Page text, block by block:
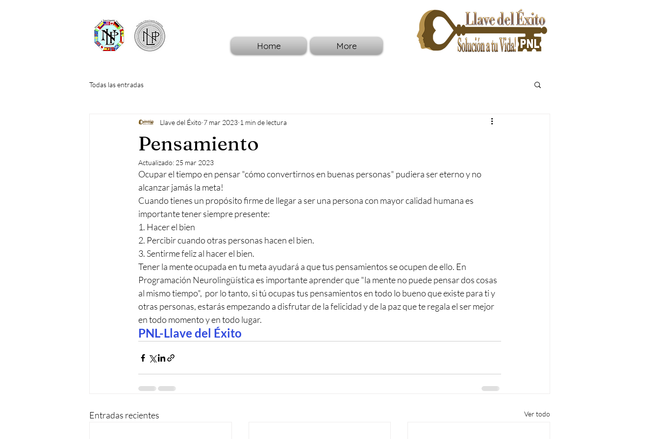
Home More
Todas las entradas
Pensamiento
Llave del Éxito 7 mar 2023 1 min de lectura
Actualizado: 25 mar 2023
Ocupar el tiempo en pensar "cómo convertirnos en buenas personas" pudiera ser eterno y no
alcanzar jamás la meta!
Cuando tienes un propósito firme de llegar a ser una persona con mayor calidad humana es
importante tener siempre presente:
1. Hacer el bien
2. Percibir cuando otras personas hacen el bien.
3. Sentirme feliz al hacer el bien.
Tener la mente ocupada en tu meta ayudará a que tus pensamientos se ocupen de ello. En
Programación Neurolingüística es importante aprender que "la mente no puede pensar dos cosas
al mismo tiempo",  por lo tanto, si tú ocupas tus pensamientos en todo lo bueno que existe para ti y
otras personas, estarás empezando a disfrutar de la felicidad y de la paz que te regala el ser mejor
en todo momento y en todo lugar.
PNL-Llave del Éxito
Entradas recientes Ver todo